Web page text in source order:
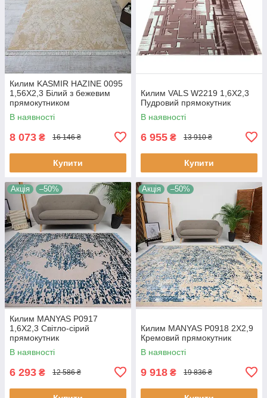
Килим KASMIR HAZINE 0095
1,56Х2,3 Білий з бежевим
прямокутником
В наявності
8 073 ₴ 16 146 ₴
Купити
Килим VALS W2219 1,6Х2,3
Пудровий прямокутник
В наявності
6 955 ₴ 13 910 ₴
Купити
Акція –50%
Килим MANYAS P0917
1,6Х2,3 Світло-сірий
прямокутник
В наявності
6 293 ₴ 12 586 ₴
Акція –50%
Килим MANYAS P0918 2Х2,9
Кремовий прямокутник
В наявності
9 918 ₴ 19 836 ₴